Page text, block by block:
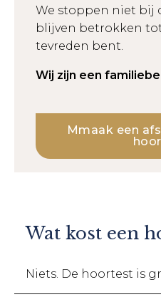
We stoppen niet bij
blijven betrokken
tevreden bent.
Wij zijn een
Mmaak een
Wat kost een
Niets. De hoortest is